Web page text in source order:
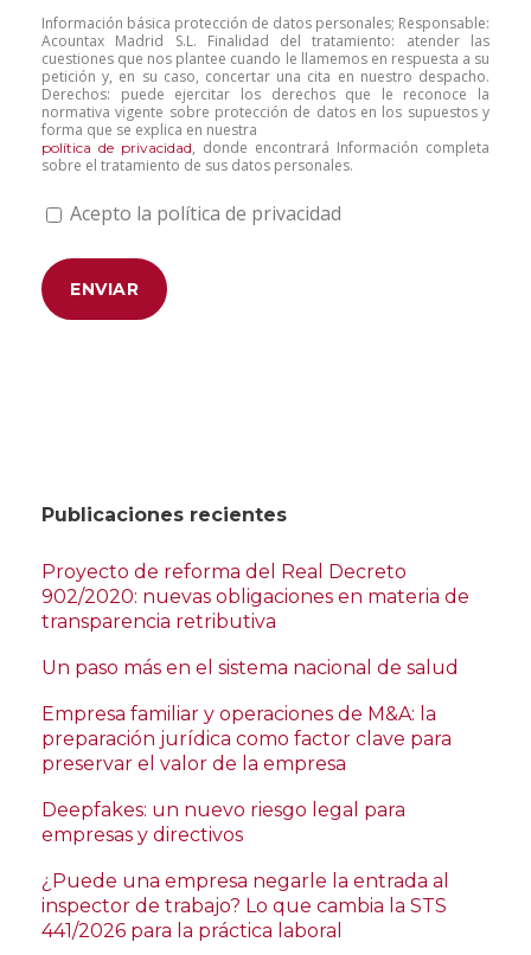
Información básica protección de datos personales; Responsable:
Acountax Madrid S.L. Finalidad del tratamiento: atender las
cuestiones que nos plantee cuando le llamemos en respuesta a su
petición y, en su caso, concertar una cita en nuestro despacho.
Derechos: puede ejercitar los derechos que le reconoce la
normativa vigente sobre protección de datos en los supuestos y
forma que se explica en nuestra
política de privacidad, donde encontrará Información completa
sobre el tratamiento de sus datos personales.
Acepto la política de privacidad
Publicaciones recientes
Proyecto de reforma del Real Decreto
902/2020: nuevas obligaciones en materia de
transparencia retributiva
Un paso más en el sistema nacional de salud
Empresa familiar y operaciones de M&A: la
preparación jurídica como factor clave para
preservar el valor de la empresa
Deepfakes: un nuevo riesgo legal para
empresas y directivos
¿Puede una empresa negarle la entrada al
inspector de trabajo? Lo que cambia la STS
441/2026 para la práctica laboral